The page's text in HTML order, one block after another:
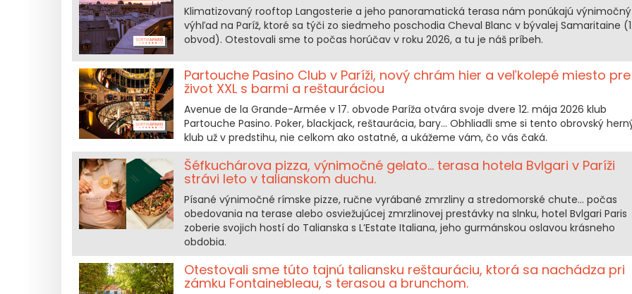
Klimatizovaný rooftop Langosterie a jeho panoramatická terasa nám ponúkajú výnimočný
výhľad na Paríž, ktoré sa týči zo siedmeho poschodia Cheval Blanc v bývalej Samaritaine
obvod). Otestovali sme to počas horúčav v roku 2026, a tu je náš príbeh.
Partouche Pasino Club v Paríži, nový chrám hier a veľkolepé miesto pre
život XXL s barmi a reštauráciou
Avenue de la Grande-Armée v 17. obvode Paríža otvára svoje dvere 12. mája 2026 klub
Partouche Pasino. Poker, blackjack, reštaurácia, bary... Obhliadli sme si tento obrovský
klub už v predstihu, nie celkom ako ostatné, a ukážeme vám, čo vás čaká.
Šéfkuchárova pizza, výnimočné gelato... terasa hotela Bvlgari v Paríži
strávi leto v talianskom duchu.
Písané výnimočné rímske pizze, ručne vyrábané zmrzliny a stredomorské chute... počas
obedovania na terase alebo osviežujúcej zmrzlinovej prestávky na slnku, hotel Bvlgari Paris
zoberie svojich hostí do Talianska s L’Estate Italiana, jeho gurmánskou oslavou krásneho
obdobia.
Otestovali sme túto tajnú taliansku reštauráciu, ktorá sa nachádza pri
zámku Fontainebleau, s terasou a brunchom.